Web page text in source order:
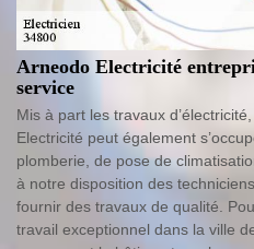
Arneodo Electricité
service
Mis à part les travaux
Electricité peut également
plomberie, de pose de
à notre disposition des
fournir des travaux de qualité.
travail exceptionnel dans la ville